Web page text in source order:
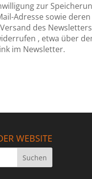
zur
Adresse sowie deren
des
, etwa über
im Newsletter.
WEBSITE